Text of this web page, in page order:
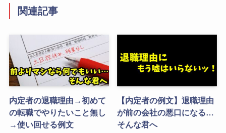
関連記事
内定者の退職理由→初めて
の転職でやりたいこと無し
→使い回せる例文
【内定者の例文】退職理由
が前の会社の悪口になる…
そんな君へ